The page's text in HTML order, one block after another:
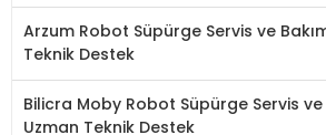
Arzum Robot Süpürge Servis ve
Teknik Destek
Bilicra Moby Robot Süpürge Servis ve
Uzman Teknik Destek